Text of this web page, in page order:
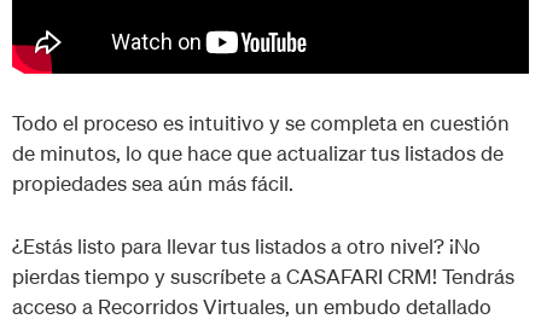
Todo el proceso es intuitivo y se completa en cuestión
de minutos, lo que hace que actualizar tus listados de
propiedades sea aún más fácil.
¿Estás listo para llevar tus listados a otro nivel? ¡No
pierdas tiempo y suscríbete a CASAFARI CRM! Tendrás
acceso a Recorridos Virtuales, un embudo detallado